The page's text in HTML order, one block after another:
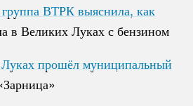
ВТРК выяснила, как
в Великих Луках с бензином
ВТРК выяснила, как
в Великих Луках с бензином
прошёл муниципальный
прошёл муниципальный